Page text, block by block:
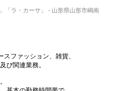
「ラ・カーサ」 - 山形県山形市嶋南
スファッション 、雑貨、
び関連業務。